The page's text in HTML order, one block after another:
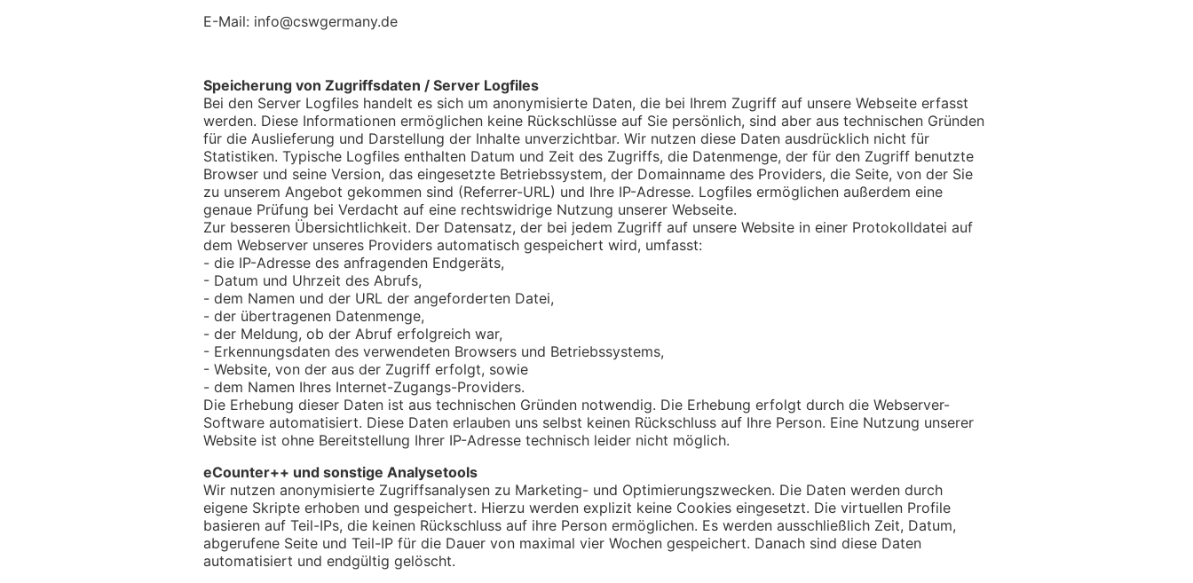
E-Mail: info@cswgermany.de
Speicherung von Zugriffsdaten / Server Logfiles
Bei den Server Logfiles handelt es sich um anonymisierte Daten, die bei Ihrem Zugriff auf unsere Webseite erfasst
werden. Diese Informationen ermöglichen keine Rückschlüsse auf Sie persönlich, sind aber aus technischen Gründen
für die Auslieferung und Darstellung der Inhalte unverzichtbar. Wir nutzen diese Daten ausdrücklich nicht für
Statistiken. Typische Logfiles enthalten Datum und Zeit des Zugriffs, die Datenmenge, der für den Zugriff benutzte
Browser und seine Version, das eingesetzte Betriebssystem, der Domainname des Providers, die Seite, von der Sie
zu unserem Angebot gekommen sind (Referrer-URL) und Ihre IP-Adresse. Logfiles ermöglichen außerdem eine
genaue Prüfung bei Verdacht auf eine rechtswidrige Nutzung unserer Webseite.
Zur besseren Übersichtlichkeit. Der Datensatz, der bei jedem Zugriff auf unsere Website in einer Protokolldatei auf
dem Webserver unseres Providers automatisch gespeichert wird, umfasst:
- die IP-Adresse des anfragenden Endgeräts,
- Datum und Uhrzeit des Abrufs,
- dem Namen und der URL der angeforderten Datei,
- der übertragenen Datenmenge,
- der Meldung, ob der Abruf erfolgreich war,
- Erkennungsdaten des verwendeten Browsers und Betriebssystems,
- Website, von der aus der Zugriff erfolgt, sowie
- dem Namen Ihres Internet-Zugangs-Providers.
Die Erhebung dieser Daten ist aus technischen Gründen notwendig. Die Erhebung erfolgt durch die Webserver-
Software automatisiert. Diese Daten erlauben uns selbst keinen Rückschluss auf Ihre Person. Eine Nutzung unserer
Website ist ohne Bereitstellung Ihrer IP-Adresse technisch leider nicht möglich.
eCounter++ und sonstige Analysetools
Wir nutzen anonymisierte Zugriffsanalysen zu Marketing- und Optimierungszwecken. Die Daten werden durch
eigene Skripte erhoben und gespeichert. Hierzu werden explizit keine Cookies eingesetzt. Die virtuellen Profile
basieren auf Teil-IPs, die keinen Rückschluss auf ihre Person ermöglichen. Es werden ausschließlich Zeit, Datum,
abgerufene Seite und Teil-IP für die Dauer von maximal vier Wochen gespeichert. Danach sind diese Daten
automatisiert und endgültig gelöscht.